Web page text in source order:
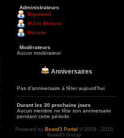
Administrateurs
Bigonoud
N'Jini Mchawi
Resane
Modérateurs
Aucun modérateur
Anniversaires
Pas d’anniversaire à fêter aujourd’hui
Durant les 30 prochains jours
Aucun membre ne fête son anniversaire
pendant cette période.
Powered by Board3 Portal © 2009 - 2015
Board3 Group